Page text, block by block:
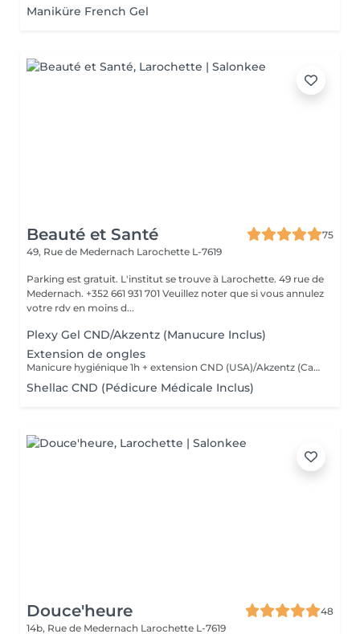
Maniküre French Gel
Beauté et Santé
75
49, Rue de Medernach Larochette L-7619
Parking est gratuit. L'institut se trouve à Larochette. 49 rue de
Medernach. +352 661 931 701 Veuillez noter que si vous annulez
votre rdv en moins d...
Plexy Gel CND/Akzentz (Manucure Inclus)
Extension de ongles
Manicure hygiénique 1h + extension CND (USA)/Akzentz (Canada)1h30
Shellac CND (Pédicure Médicale Inclus)
Douce'heure
48
14b, Rue de Medernach Larochette L-7619